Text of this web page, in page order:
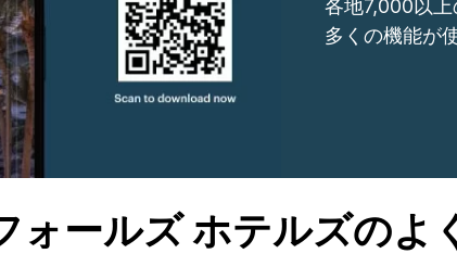
各地7,000以
多くの機能が
ォールズ ホテルズのよ